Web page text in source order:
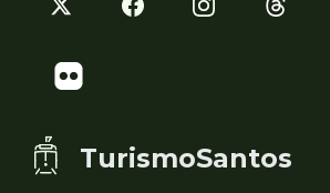
TurismoSantos